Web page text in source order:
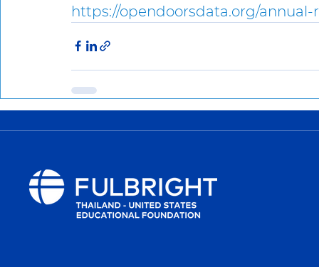
https://opendoorsdata.org/annual-